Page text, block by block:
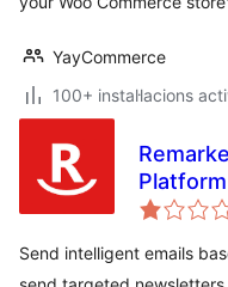
YayCommerce
100+ instal·lacions
Send intelligent emails